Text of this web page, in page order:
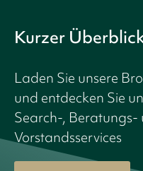
Kurzer
Laden Sie unsere
und entdecken Sie
Search-, Beratungs-
Vorstandsservices